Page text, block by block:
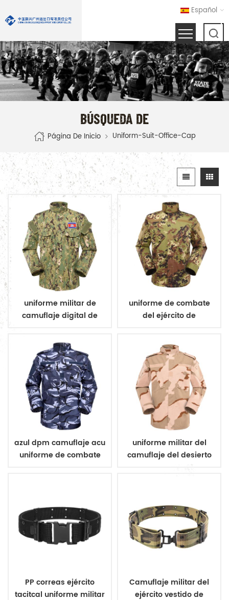
Español
BÚSQUEDA DE
Página De Inicio Uniform-Suit-Office-Cap
uniforme militar de
camuflaje digital de
uniforme de combate
del ejército de
azul dpm camuflaje acu
uniforme de combate
uniforme militar del
camuflaje del desierto
PP correas ejército
tacitcal uniforme militar
Camuflaje militar del
ejército vestido de